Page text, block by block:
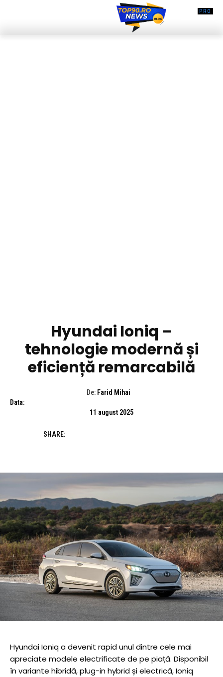
Hyundai Ioniq –
tehnologie modernă și
eficiență remarcabilă
De: Farid Mihai
Data:
11 august 2025
SHARE:
Hyundai Ioniq a devenit rapid unul dintre cele mai
apreciate modele electrificate de pe piață. Disponibil
în variante hibridă, plug-in hybrid și electrică, Ioniq